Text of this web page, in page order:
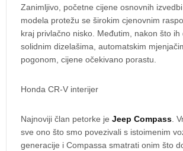
Zanimljivo, početne cijene osnovnih
modela protežu se širokim cjenovnim
kraj privlačno nisko. Međutim, nakon što ih
solidnim dizelašima, automatskim
pogonom, cijene očekivano porastu.
Honda CR-V interijer
Najnoviji član petorke je Jeep Compass.
sve ono što smo povezivali s istoimenim
generacije i Compassa smatrati onim što